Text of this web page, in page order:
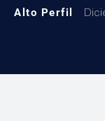
Alto Perfil